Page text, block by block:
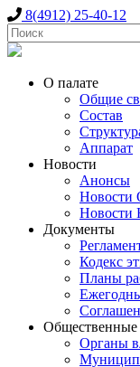
8(4912) 25-40-12
О палате
Общие
Состав
Аппарат
Новости
Анонсы
Новости
Новости
Документы
Кодекс
Планы
Общественные
Органы